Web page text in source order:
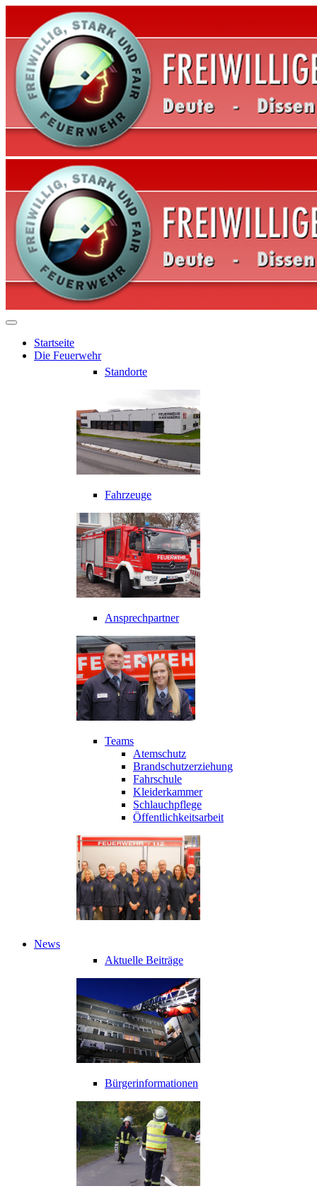
Startseite
Die Feuerwehr
Standorte
Fahrzeuge
Ansprechpartner
Teams
Atemschutz
Brandschutzerziehung
Fahrschule
Kleiderkammer
Schlauchpflege
Öffentlichkeitsarbeit
News
Aktuelle Beiträge
Bürgerinformationen